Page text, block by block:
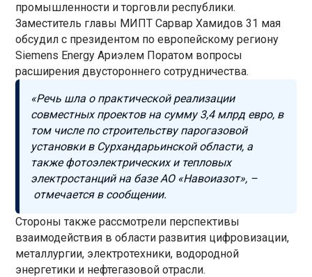
промышленности и торговли республики.
Заместитель главы МИПТ Сарвар Хамидов 31 мая
обсудил с президентом по европейскому региону
Siemens Energy Ариэлем Поратом вопросы
расширения двустороннего сотрудничества.
«Речь шла о практической реализации
совместных проектов на сумму 3,4 млрд евро, в
том числе по строительству парогазовой
установки в Сурхандарьинской области, а
также фотоэлектрических и тепловых
электростанций на базе АО «Навоиазот», –
отмечается в сообщении.
Стороны также рассмотрели перспективы
взаимодействия в области развития цифровизации,
металлургии, электротехники, водородной
энергетики и нефтегазовой отрасли.